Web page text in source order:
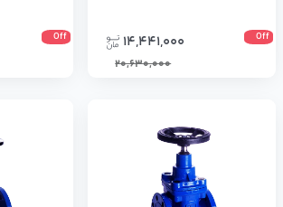
Off
14,441,000
20,630,000
Off